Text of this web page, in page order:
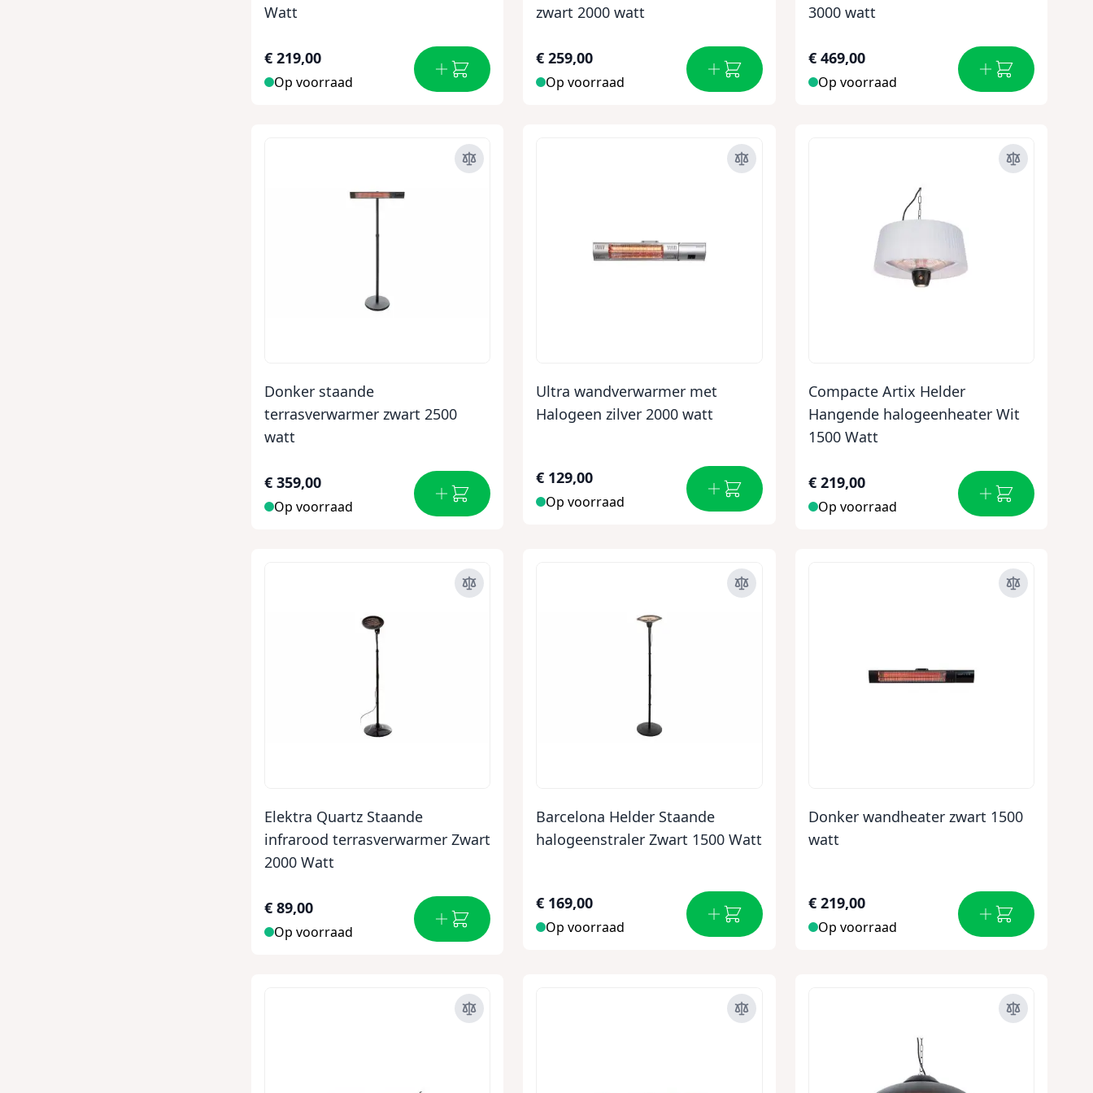
Watt
€ 219,00
Op voorraad
zwart 2000 watt
€ 259,00
Op voorraad
3000 watt
€ 469,00
Op voorraad
Donker staande
terrasverwarmer zwart 2500
watt
€ 359,00
Op voorraad
Ultra wandverwarmer met
Halogeen zilver 2000 watt
€ 129,00
Op voorraad
Compacte Artix Helder
Hangende halogeenheater Wit
1500 Watt
€ 219,00
Op voorraad
Elektra Quartz Staande
infrarood terrasverwarmer Zwart
2000 Watt
€ 89,00
Op voorraad
Barcelona Helder Staande
halogeenstraler Zwart 1500 Watt
€ 169,00
Op voorraad
Donker wandheater zwart 1500
watt
€ 219,00
Op voorraad